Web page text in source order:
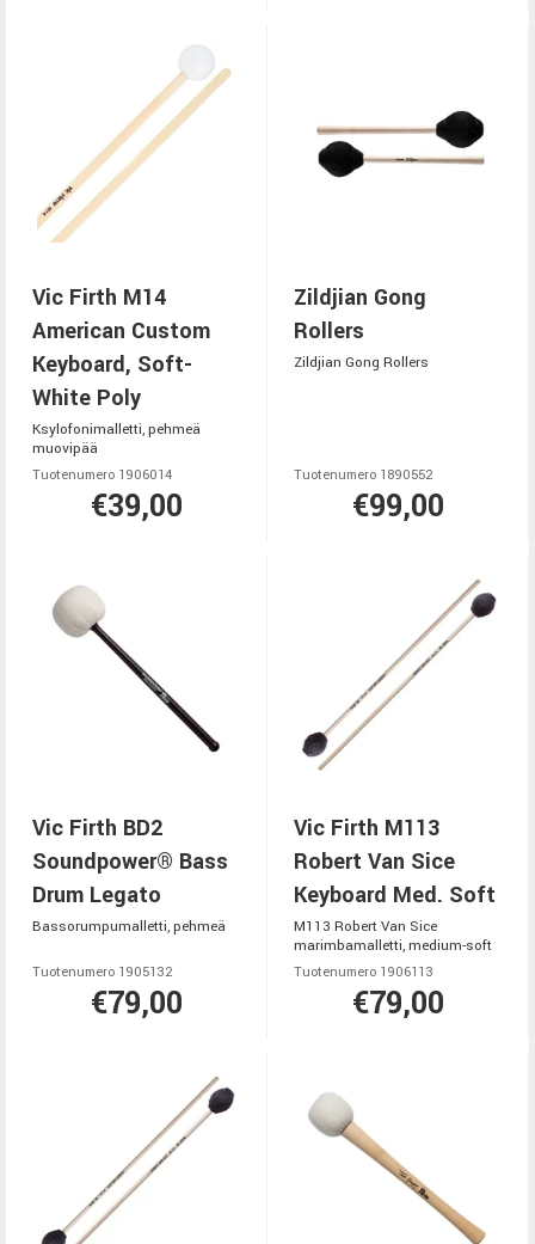
Vic Firth M14
American Custom
Keyboard, Soft-
White Poly
Ksylofonimalletti, pehmeä
muovipää
Tuotenumero 1906014
€39,00
Zildjian Gong
Rollers
Zildjian Gong Rollers
Tuotenumero 1890552
€99,00
Vic Firth BD2
Soundpower® Bass
Drum Legato
Bassorumpumalletti, pehmeä
Tuotenumero 1905132
€79,00
Vic Firth M113
Robert Van Sice
Keyboard Med. Soft
M113 Robert Van Sice
marimbamalletti, medium-soft
Tuotenumero 1906113
€79,00